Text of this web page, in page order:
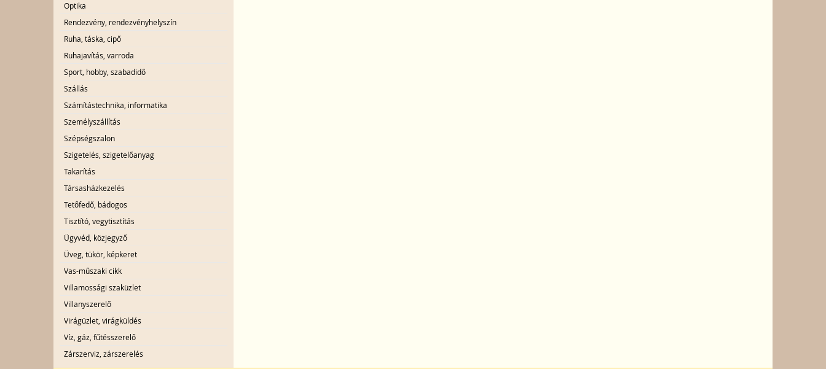
Optika
Rendezvény, rendezvényhelyszín
Ruha, táska, cipő
Ruhajavítás, varroda
Sport, hobby, szabadidő
Szállás
Számítástechnika, informatika
Személyszállítás
Szépségszalon
Szigetelés, szigetelőanyag
Takarítás
Társasházkezelés
Tetőfedő, bádogos
Tisztító, vegytisztítás
Ügyvéd, közjegyző
Üveg, tükör, képkeret
Vas-műszaki cikk
Villamossági szaküzlet
Villanyszerelő
Virágüzlet, virágküldés
Víz, gáz, fűtésszerelő
Zárszerviz, zárszerelés